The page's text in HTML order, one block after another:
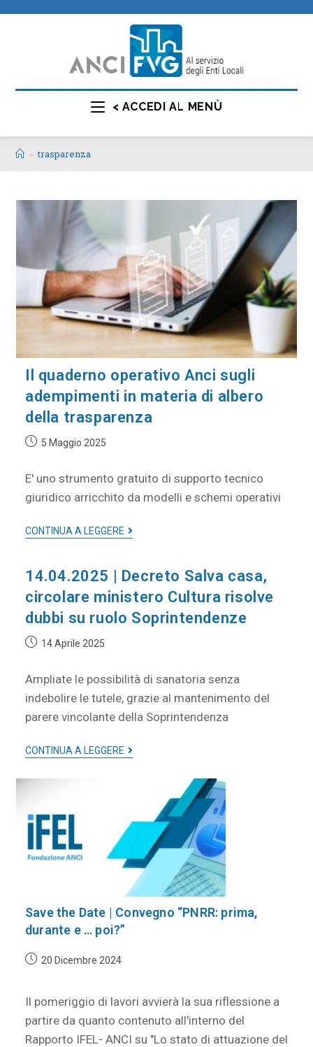
< ACCEDI AL MENÙ
> trasparenza
Il quaderno operativo Anci sugli
adempimenti in materia di albero
della trasparenza
5 Maggio 2025
E' uno strumento gratuito di supporto tecnico
giuridico arricchito da modelli e schemi operativi
CONTINUA A LEGGERE
14.04.2025 | Decreto Salva casa,
circolare ministero Cultura risolve
dubbi su ruolo Soprintendenze
14 Aprile 2025
Ampliate le possibilità di sanatoria senza
indebolire le tutele, grazie al mantenimento del
parere vincolante della Soprintendenza
CONTINUA A LEGGERE
Save the Date | Convegno “PNRR: prima,
durante e … poi?”
20 Dicembre 2024
Il pomeriggio di lavori avvierà la sua riflessione a
partire da quanto contenuto all'interno del
Rapporto IFEL- ANCI su "Lo stato di attuazione del